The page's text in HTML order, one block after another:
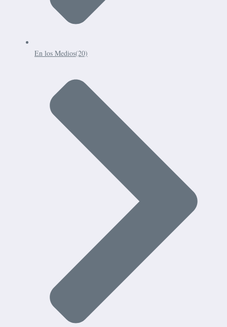
En los Medios(20)